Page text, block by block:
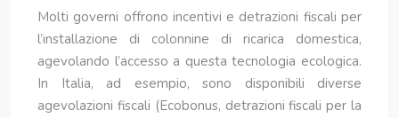
Molti governi offrono incentivi e detrazioni fiscali per
l’installazione di colonnine di ricarica domestica,
agevolando l’accesso a questa tecnologia ecologica.
In Italia, ad esempio, sono disponibili diverse
agevolazioni fiscali (Ecobonus, detrazioni fiscali per la